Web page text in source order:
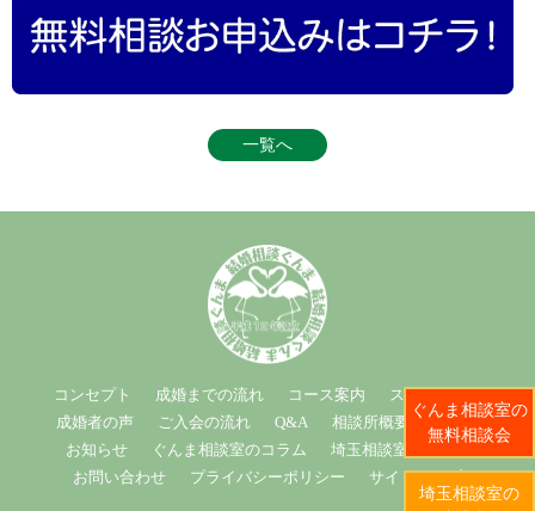
一覧へ
コンセプト 成婚までの流れ コース案内
スタッフ紹介
成婚者の声
ご入会の流れ Q&A 相談所概要
ブログ
お知らせ
ぐんま相談室のコラム
埼玉相談室のコラム
お問い合わせ
プライバシーポリシー サイトマップ
ぐんま相談室の
無料相談会
埼玉相談室の